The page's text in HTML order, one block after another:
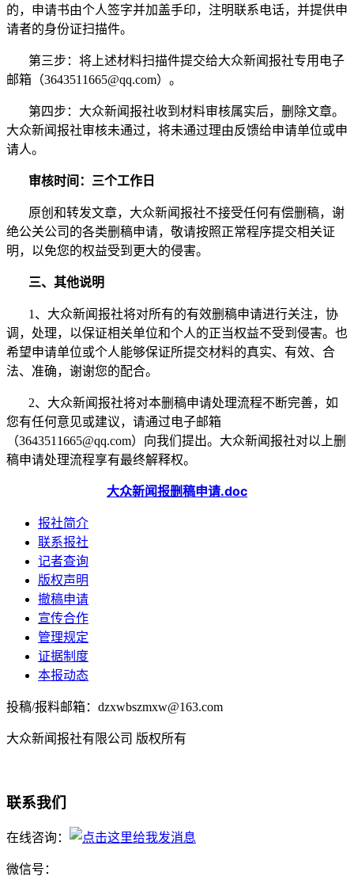
的，申请书由个人签字并加盖手印，注明联系电话，并提供申
请者的身份证扫描件。
第三步：将上述材料扫描件提交给大众新闻报社专用电子
邮箱（3643511665@qq.com）。
第四步：大众新闻报社收到材料审核属实后，删除文章。
大众新闻报社审核未通过，将未通过理由反馈给申请单位或申
请人。
审核时间：三个工作日
原创和转发文章，大众新闻报社不接受任何有偿删稿，谢
绝公关公司的各类删稿申请，敬请按照正常程序提交相关证
明，以免您的权益受到更大的侵害。
三、其他说明
1、大众新闻报社将对所有的有效删稿申请进行关注，协
调，处理，以保证相关单位和个人的正当权益不受到侵害。也
希望申请单位或个人能够保证所提交材料的真实、有效、合
法、准确，谢谢您的配合。
2、大众新闻报社将对本删稿申请处理流程不断完善，如
您有任何意见或建议，请通过电子邮箱
（3643511665@qq.com）向我们提出。大众新闻报社对以上删
稿申请处理流程享有最终解释权。
大众新闻报删稿申请.doc
报社简介
联系报社
记者查询
版权声明
撤稿申请
宣传合作
管理规定
证据制度
本报动态
投稿/报料邮箱：dzxwbszmxw@163.com
大众新闻报社有限公司 版权所有
联系我们
在线咨询：
微信号：